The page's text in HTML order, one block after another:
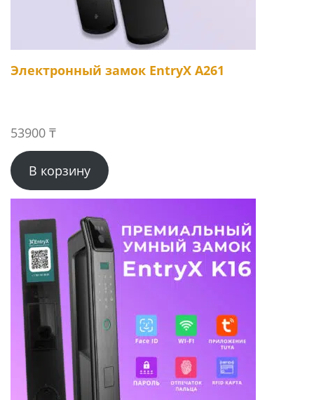
Электронный замок EntryX A261
53900 ₸
В корзину